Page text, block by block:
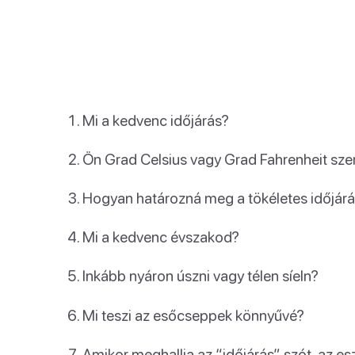
Mi a kedvenc időjárás?
Ön Grad Celsius vagy Grad Fahrenheit
Hogyan határozná meg a tökéletes
Mi a kedvenc évszakod?
Inkább nyáron úszni vagy télen síeln?
Mi teszi az esőcseppek könnyűvé?